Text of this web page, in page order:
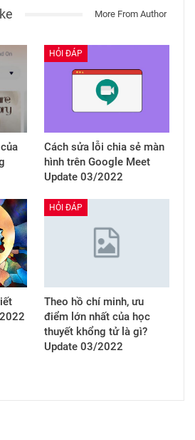
More From Author
HỎI ĐÁP
Cách sửa lỗi chia sẻ màn
hình trên Google Meet
Update 03/2022
HỎI ĐÁP
Theo hồ chí minh, ưu
điểm lớn nhất của học
thuyết khổng tử là gì?
Update 03/2022